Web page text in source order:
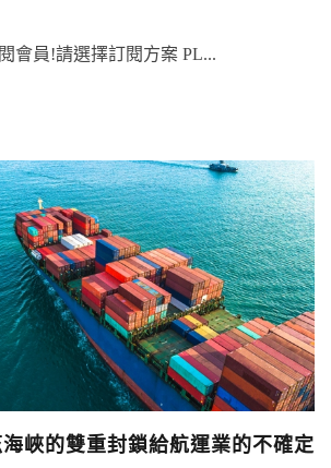
會員!請選擇訂閱方案 PL...
峽的雙重封鎖給航運業的不確定